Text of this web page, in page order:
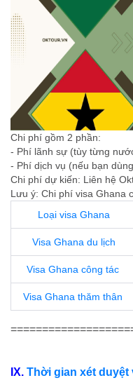
Chi phí gồm 2 phần:
- Phí lãnh sự (tùy từng
- Phí dịch vụ (nếu bạn
Chi phí dự kiến: Liên hệ
Lưu ý: Chi phí visa Ghana
Loại visa Ghana
Visa Ghana du lịch
Visa Ghana công tác
Visa Ghana thăm thân
IX. Thời gian xét duyệt